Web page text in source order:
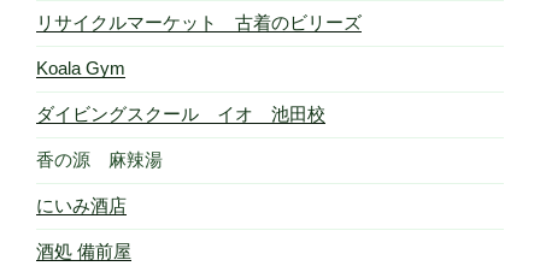
リサイクルマーケット 古着のビリーズ
Koala Gym
ダイビングスクール イオ 池田校
香の源 麻辣湯
にいみ酒店
酒処 備前屋